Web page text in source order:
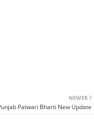
NEWER
Patwari Bharti New Update